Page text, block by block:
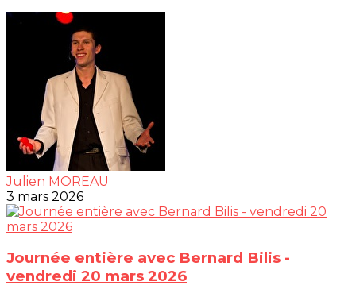
Julien MOREAU
3 mars 2026
Journée entière avec Bernard Bilis -
vendredi 20 mars 2026